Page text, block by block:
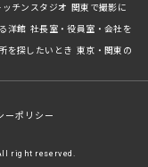
チンスタジオ 関東で撮影に
洋館 社長室・役員室・会社を
を探したいとき 東京・関東の
ーポリシー
right reserved.